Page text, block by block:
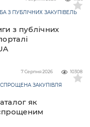
з публічних
З ПУБЛІЧНИХ ЗАКУПІВЕЛЬ
10308
7 Серпня 2026
як
СПРОЩЕНА ЗАКУПІВЛЯ